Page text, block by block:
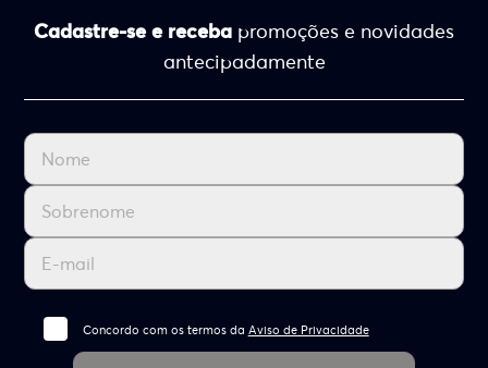
Cadastre-se e receba promoções e novidades
antecipadamente
Concordo com os termos da Aviso de Privacidade